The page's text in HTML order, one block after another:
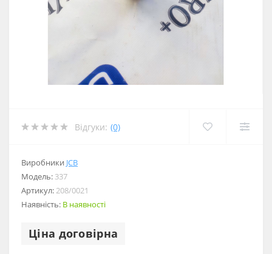
Відгуки: (0)
Виробники JCB
Модель: 337
Артикул:208/0021
Наявність: В наявності
Ціна договірна